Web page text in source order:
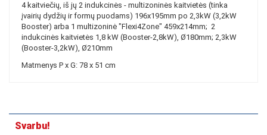
4 kaitviečių, iš jų 2 indukcinės - multizoninės kaitvietės (tinka
įvairių dydžių ir formų puodams) 196x195mm po 2,3kW (3,2kW
Booster) arba 1 multizoninė "Flexi4Zone" 459x214mm; 2
indukcinės kaitvietės 1,8 kW (Booster-2,8kW), Ø180mm; 2,3kW
(Booster-3,2kW), Ø210mm
Matmenys P x G: 78 x 51 cm
Svarbu!